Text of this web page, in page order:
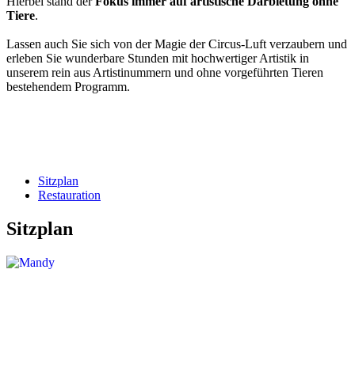
Tiere.
Lassen auch Sie sich von der Magie der Circus-Luft verzaubern und
erleben Sie wunderbare Stunden mit hochwertiger Artistik in
unserem rein aus Artistinummern und ohne vorgeführten Tieren
bestehendem Programm.
Sitzplan
Restauration
Sitzplan